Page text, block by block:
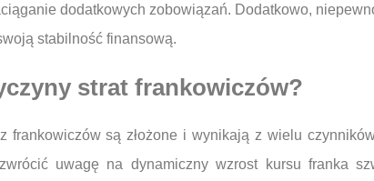
dodatkowych zobowiązań. Dodatkowo,
stabilność finansową.
strat frankowiczów?
frankowiczów są złożone i wynikają z wielu
uwagę na dynamiczny wzrost kursu franka